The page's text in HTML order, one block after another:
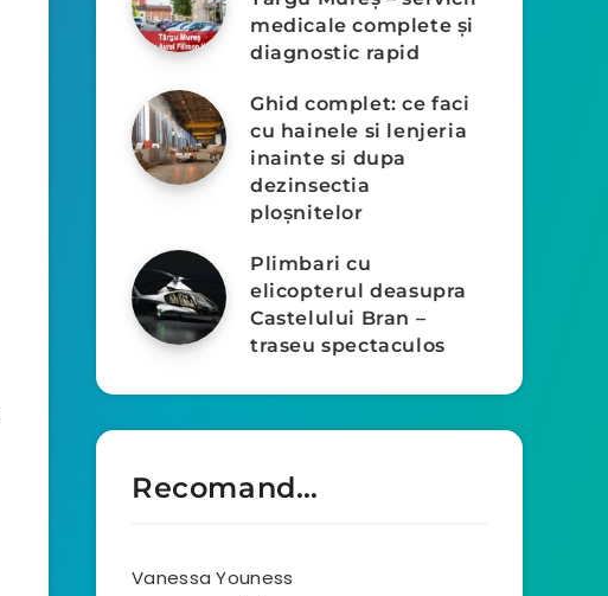
medicale complete și
diagnostic rapid
Ghid complet: ce faci
cu hainele si lenjeria
inainte si dupa
dezinsectia
ploșnitelor
Plimbari cu
elicopterul deasupra
Castelului Bran –
traseu spectaculos
Recomand…
Vanessa Youness